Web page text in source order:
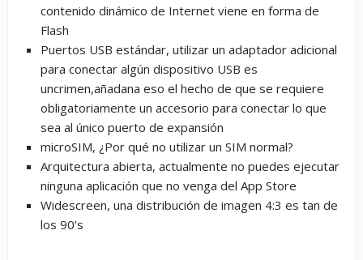
contenido dinámico de Internet viene en forma de
Flash
Puertos USB estándar, utilizar un adaptador adicional
para conectar algún dispositivo USB es
uncrimen,añadana eso el hecho de que se requiere
obligatoriamente un accesorio para conectar lo que
sea al único puerto de expansión
microSIM, ¿Por qué no utilizar un SIM normal?
Arquitectura abierta, actualmente no puedes ejecutar
ninguna aplicación que no venga del App Store
Widescreen, una distribución de imagen 4:3 es tan de
los 90’s